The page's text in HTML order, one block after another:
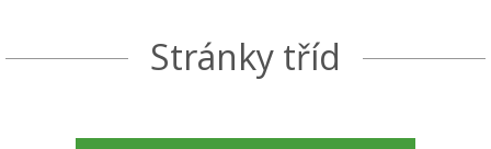
Stránky tříd